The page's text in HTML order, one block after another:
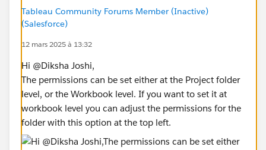
Tableau Community Forums Member (Inactive)
(Salesforce)
12 mars 2025 à 13:32
Hi @Diksha Joshi​,
The permissions can be set either at the Project folder
level, or the Workbook level. If you want to set it at
workbook level you can adjust the permissions for the
folder with this option at the top left.